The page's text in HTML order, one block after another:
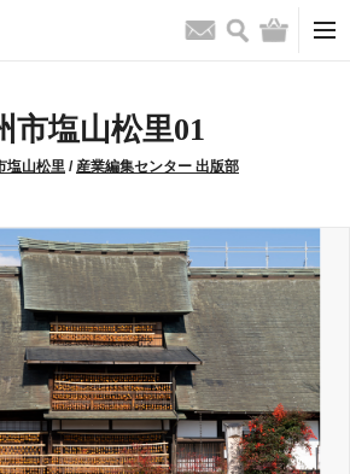
お問い合わせ
検索 バッグ
市塩山松里01
塩山松里 /産業編集センター 出版部